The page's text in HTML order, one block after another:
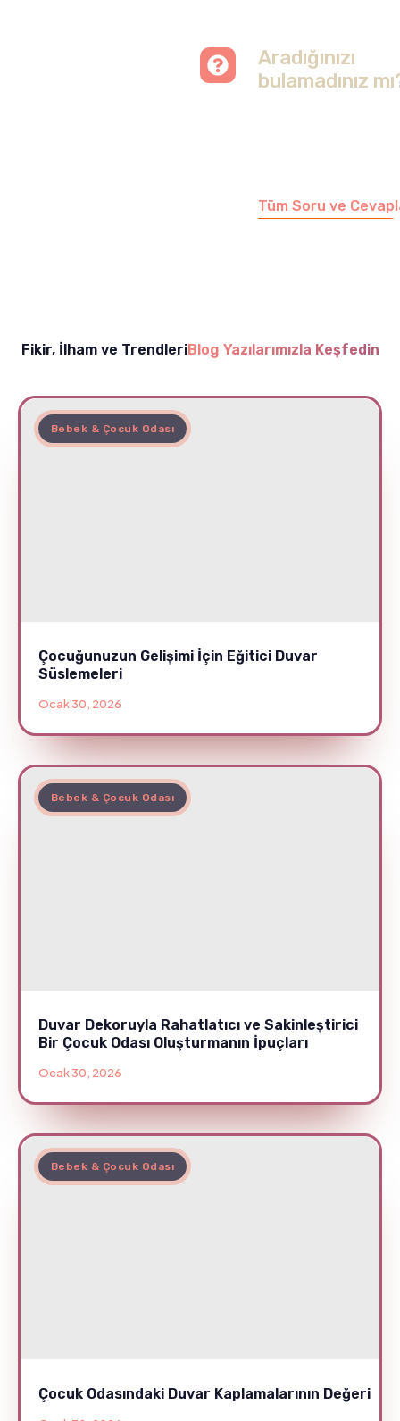
Aradığınızı
bulamadınız
Tüm Soru ve
Fikir, İlham ve TrendleriBlog Yazılarımızla Keşfedin
Bebek & Çocuk Odası
Çocuğunuzun Gelişimi İçin Eğitici Duvar
Süslemeleri
Ocak 30, 2026
Bebek & Çocuk Odası
Duvar Dekoruyla Rahatlatıcı ve Sakinleştirici
Bir Çocuk Odası Oluşturmanın İpuçları
Ocak 30, 2026
Bebek & Çocuk Odası
Çocuk Odasındaki Duvar Kaplamalarının Değeri